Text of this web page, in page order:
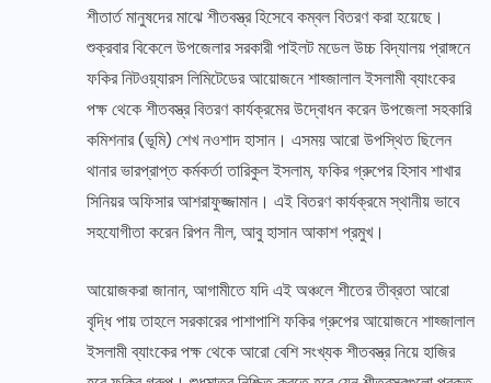
শীতার্ত মানুষদের মাঝে শীতবস্ত্র হিসেবে কম্বল বিতরণ করা হয়েছে।
শুক্রবার বিকেলে উপজেলার সরকারী পাইলট মডেল উচ্চ বিদ্যালয় প্রাঙ্গনে
ফকির নিটওয়্যারস লিমিটেডের আয়োজনে শাহ্জালাল ইসলামী ব্যাংকের
পক্ষ থেকে শীতবস্ত্র বিতরণ কার্যক্রমের উদ্বোধন করেন উপজেলা সহকারি
কমিশনার (ভূমি) শেখ নওশাদ হাসান। এসময় আরো উপস্থিত ছিলেন
থানার ভারপ্রাপ্ত কর্মকর্তা তারিকুল ইসলাম, ফকির গ্রুপের হিসাব শাখার
সিনিয়র অফিসার আশরাফুজ্জামান। এই বিতরণ কার্যক্রমে স্থানীয় ভাবে
সহযোগীতা করেন রিপন নীল, আবু হাসান আকাশ প্রমুখ।
আয়োজকরা জানান, আগামীতে যদি এই অঞ্চলে শীতের তীব্রতা আরো
বৃদ্ধি পায় তাহলে সরকারের পাশাপাশি ফকির গ্রুপের আয়োজনে শাহ্জালাল
ইসলামী ব্যাংকের পক্ষ থেকে আরো বেশি সংখ্যক শীতবস্ত্র নিয়ে হাজির